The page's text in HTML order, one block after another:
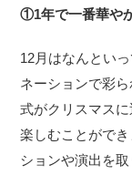
①1年で一番華や
12月はなんとい
ネーションで彩
式がクリスマス
楽しむことがで
ションや演出を